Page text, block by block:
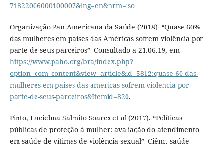
71822006000100007&lng=en&nrm=iso
Organização Pan-Americana da Saúde (2018). “Quase 60%
das mulheres em países das Américas sofrem violência por
parte de seus parceiros”. Consultado a 21.06.19, em
https://www.paho.org/bra/index.php?
option=com_content&view=article&id=5812:quase-60-das-
mulheres-em-paises-das-americas-sofrem-violencia-por-
parte-de-seus-parceiros&Itemid=820.
Pinto, Lucielma Salmito Soares et al (2017). “Políticas
públicas de proteção à mulher: avaliação do atendimento
em saúde de vítimas de violência sexual”. Ciênc. saúde